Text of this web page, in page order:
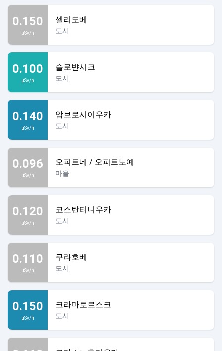
0.150
µSv/h
셀리도베
도시
0.100
µSv/h
슬로뱐시크
도시
0.140
µSv/h
암브로시이우카
도시
0.096
µSv/h
오피트네 / 오피트노예
마을
0.120
µSv/h
코스탼티니우카
도시
0.110
µSv/h
쿠라호베
도시
0.150
µSv/h
크라마토르스크
도시